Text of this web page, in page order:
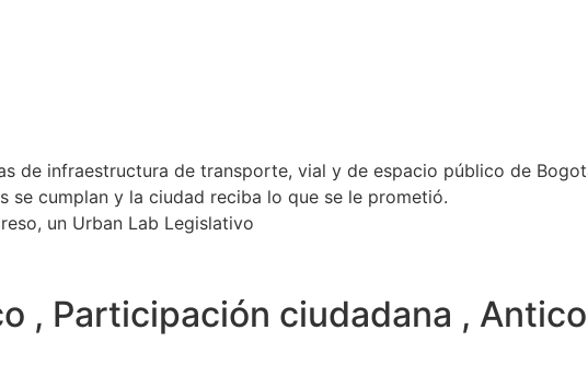
de infraestructura de transporte, vial y de espacio público de
se cumplan y la ciudad reciba lo que se le prometió.
un Urban Lab Legislativo
, Participación ciudadana ,